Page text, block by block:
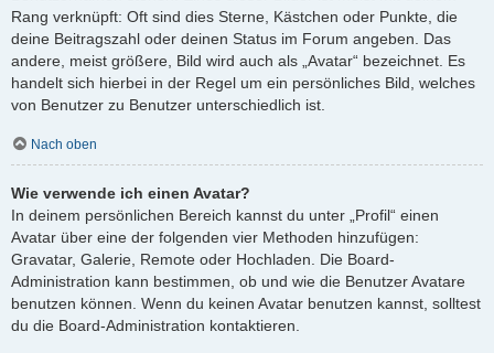
Rang verknüpft: Oft sind dies Sterne, Kästchen oder Punkte, die
deine Beitragszahl oder deinen Status im Forum angeben. Das
andere, meist größere, Bild wird auch als „Avatar“ bezeichnet. Es
handelt sich hierbei in der Regel um ein persönliches Bild, welches
von Benutzer zu Benutzer unterschiedlich ist.
Nach oben
Wie verwende ich einen Avatar?
In deinem persönlichen Bereich kannst du unter „Profil“ einen
Avatar über eine der folgenden vier Methoden hinzufügen:
Gravatar, Galerie, Remote oder Hochladen. Die Board-
Administration kann bestimmen, ob und wie die Benutzer Avatare
benutzen können. Wenn du keinen Avatar benutzen kannst, solltest
du die Board-Administration kontaktieren.